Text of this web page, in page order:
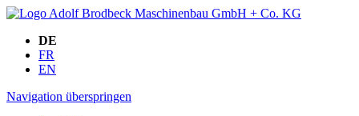
DE
FR
EN
Navigation überspringen